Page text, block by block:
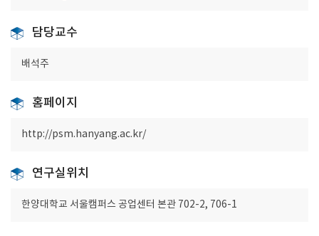
담당교수
배석주
홈페이지
http://psm.hanyang.ac.kr/
연구실위치
한양대학교 서울캠퍼스 공업센터 본관 702-2, 706-1